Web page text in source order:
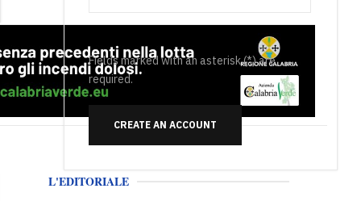
Fields marked with an asterisk (*) are
required.
CREATE AN ACCOUNT
L'EDITORIALE